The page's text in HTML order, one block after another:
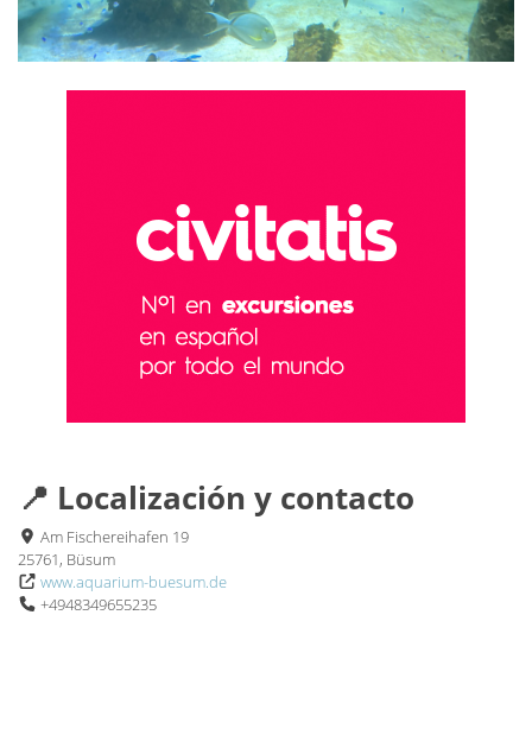
📍 Localización y contacto
Am Fischereihafen 19
25761, Büsum
www.aquarium-buesum.de
+4948349655235